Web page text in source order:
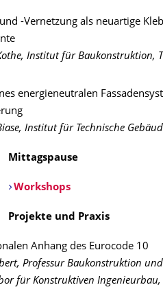
-Vernetzung als neuartige
Institut für Baukonstruktion,
energieneutralen
Institut für Technische
Mittagspause
Workshops
Projekte und Praxis
Anhang des Eurocode 10
Professur Baukonstruktion
für Konstruktiven